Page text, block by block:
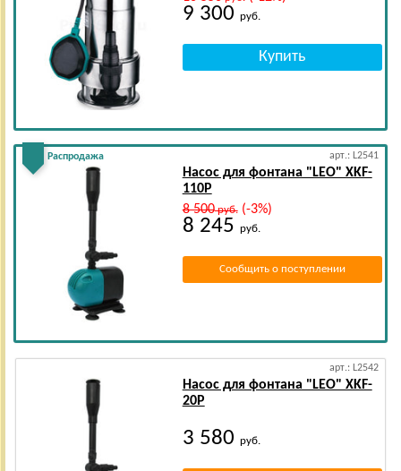
9 300 руб.
Распродажа арт.: L2541
Насос для фонтана "LEO" XKF-
110Р
8 500руб.(-3%)
8 245 руб.
Сообщить о поступлении
арт.: L2542
Насос для фонтана "LEO" XKF-
20Р
3 580 руб.